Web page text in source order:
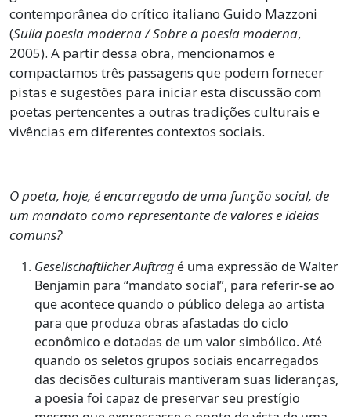
contemporânea do crítico italiano Guido Mazzoni
(Sulla poesia moderna / Sobre a poesia moderna,
2005). A partir dessa obra, mencionamos e
compactamos três passagens que podem fornecer
pistas e sugestões para iniciar esta discussão com
poetas pertencentes a outras tradições culturais e
vivências em diferentes contextos sociais.
O poeta, hoje, é encarregado de uma função social, de
um mandato como representante de valores e ideias
comuns?
Gesellschaftlicher Auftrag é uma expressão de Walter
Benjamin para “mandato social”, para referir-se ao
que acontece quando o público delega ao artista
para que produza obras afastadas do ciclo
econômico e dotadas de um valor simbólico. Até
quando os seletos grupos sociais encarregados
das decisões culturais mantiveram suas lideranças,
a poesia foi capaz de preservar seu prestígio